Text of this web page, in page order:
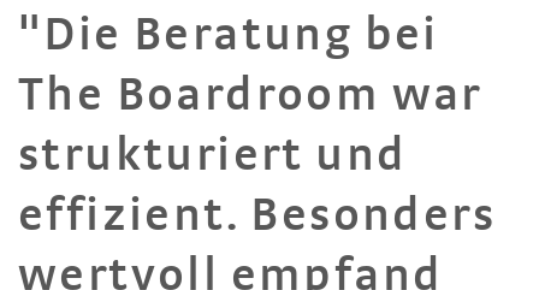
"Die Beratung bei
The Boardroom war
strukturiert und
effizient. Besonders
wertvoll empfand